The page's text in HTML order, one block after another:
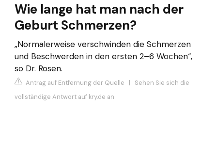
Wie lange hat man nach der
Geburt Schmerzen?
„Normalerweise verschwinden die Schmerzen
und Beschwerden in den ersten 2–6 Wochen“,
so Dr. Rosen.
Antrag auf Entfernung der Quelle | Sehen Sie sich die
vollständige Antwort auf kry.de an